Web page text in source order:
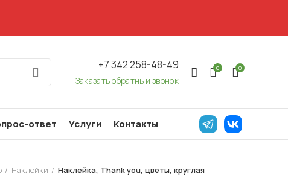
+7 342 258-48-49
Заказать обратный звонок
0 0
ответ Услуги Контакты
Наклейки Наклейка, Thank you, цветы, круглая